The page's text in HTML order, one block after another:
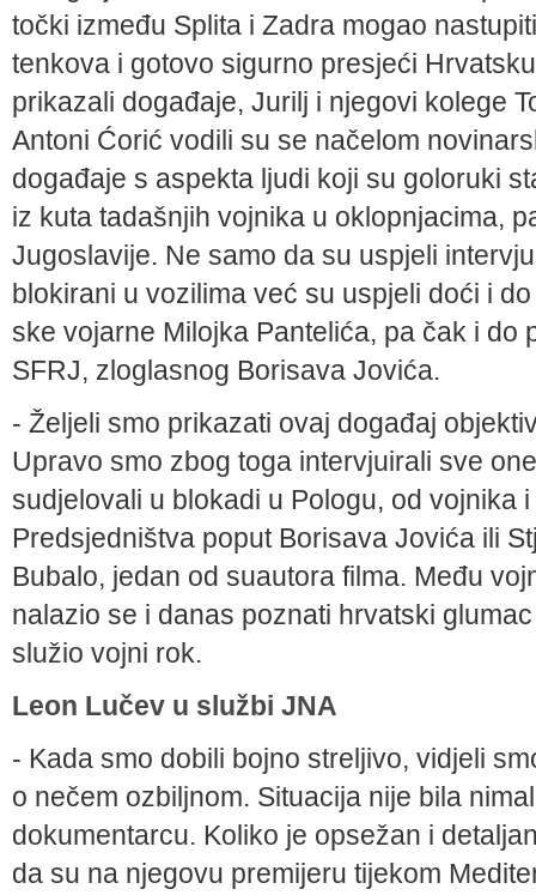
točki između Splita i Zadra mogao
tenkova i gotovo sigurno pre­sjeći
prikazali događaje, Jurilj i njegovi kolege
Antoni Ćorić vodili su se načelom
događaje s aspekta ljudi koji su goloruki
iz kuta tadašnjih vojnika u oklopnjacima,
Jugoslavije. Ne samo da su uspjeli
blokirani u vozilima već su uspjeli doći i
ske vojarne Milojka Pantelića, pa čak i do
SFRJ, zlogla­snog Borisava Jovića.
- Željeli smo prikazati ovaj događaj
Upravo smo zbog toga intervjuirali sve
sudjelovali u blokadi u Pologu, od vojnika
Predsjedništva poput Borisava Jovića ili
Bubalo, jedan od suautora filma. Među
nalazio se i danas poznati hrvatski
služio vojni rok.
Leon Lučev u službi JNA
- Kada smo dobili bojno streljivo, vidjeli
o ne­čem ozbiljnom. Situacija nije bila
dokumentarcu. Koliko je opsežan i
da su na njegovu premijeru tijekom